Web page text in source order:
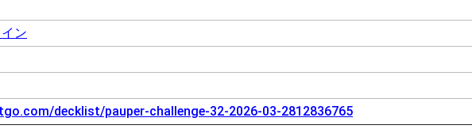
ン
decklist/pauper-challenge-32-2026-03-2812836765